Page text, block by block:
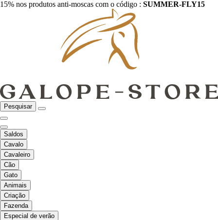
15% nos produtos anti-moscas com o código : SUMMER-FLY15
Pesquisar
Saldos
Cavalo
Cavaleiro
Cão
Gato
Animais
Criação
Fazenda
Especial de verão